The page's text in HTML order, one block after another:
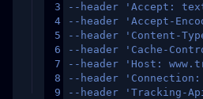
3
4
5
6
7
8
9
--header 'Accept:
--header 'Accept-
--header 'Content-
--header 'Cache-
--header 'Host:
--header
--header 'Tracking-